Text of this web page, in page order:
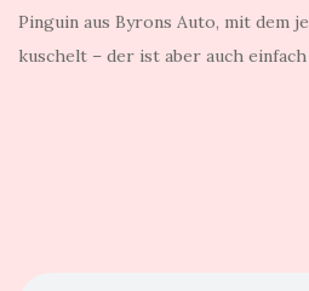
Pinguin aus Byrons Auto, mit dem
kuschelt – der ist aber auch